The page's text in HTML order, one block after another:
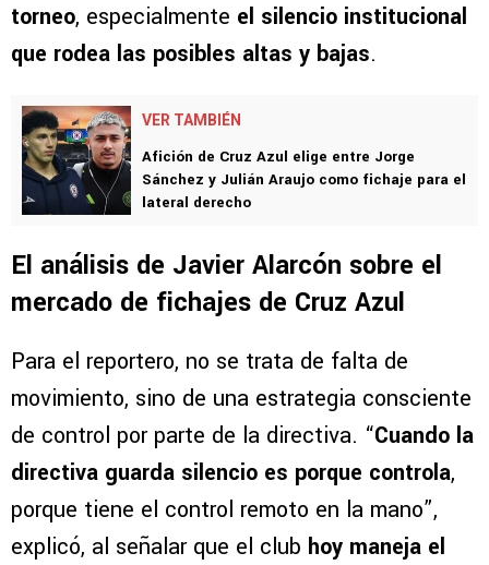
torneo, especialmente el silencio institucional
que rodea las posibles altas y bajas.
VER TAMBIÉN
Afición de Cruz Azul elige entre Jorge
Sánchez y Julián Araujo como fichaje para el
lateral derecho
El análisis de Javier Alarcón sobre el
mercado de fichajes de Cruz Azul
Para el reportero, no se trata de falta de
movimiento, sino de una estrategia consciente
de control por parte de la directiva. “Cuando la
directiva guarda silencio es porque controla,
porque tiene el control remoto en la mano”,
explicó, al señalar que el club hoy maneja el